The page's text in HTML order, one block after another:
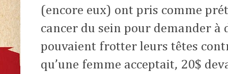
(encore eux) ont pris comme
cancer du sein pour demander à
pouvaient frotter leurs têtes
qu’une femme acceptait, 20$